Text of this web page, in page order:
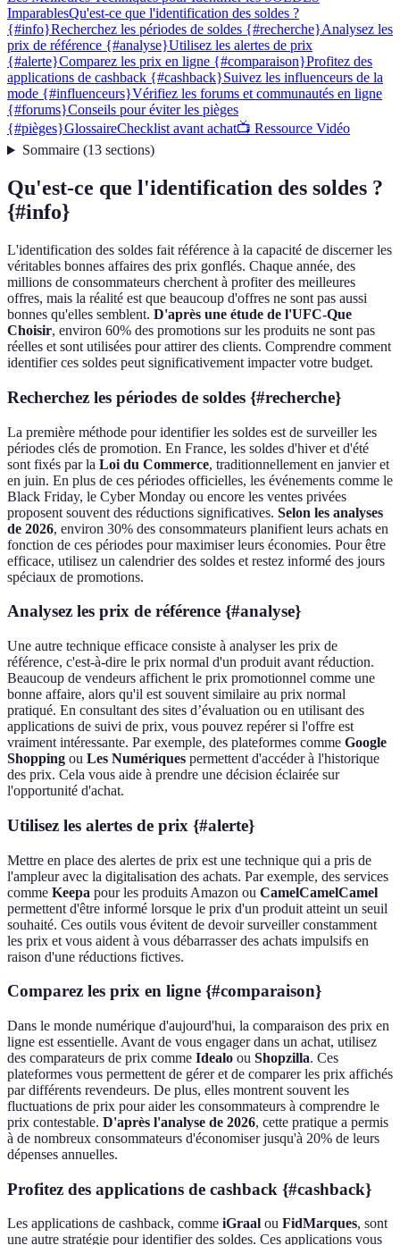
ImparablesQu'est-ce que l'identification des soldes ?
{#info}Recherchez les périodes de soldes {#recherche}Analysez les
prix de référence {#analyse}Utilisez les alertes de prix
{#alerte}Comparez les prix en ligne {#comparaison}Profitez des
applications de cashback {#cashback}Suivez les influenceurs de la
mode {#influenceurs}Vérifiez les forums et communautés en ligne
{#forums}Conseils pour éviter les pièges
{#pièges}GlossaireChecklist avant achat📺 Ressource Vidéo
Sommaire(13 sections)
Qu'est-ce que l'identification des soldes ?
{#info}
L'identification des soldes fait référence à la capacité de discerner les
véritables bonnes affaires des prix gonflés. Chaque année, des
millions de consommateurs cherchent à profiter des meilleures
offres, mais la réalité est que beaucoup d'offres ne sont pas aussi
bonnes qu'elles semblent. D'après une étude de l'UFC-Que
Choisir, environ 60% des promotions sur les produits ne sont pas
réelles et sont utilisées pour attirer des clients. Comprendre comment
identifier ces soldes peut significativement impacter votre budget.
Recherchez les périodes de soldes {#recherche}
La première méthode pour identifier les soldes est de surveiller les
périodes clés de promotion. En France, les soldes d'hiver et d'été
sont fixés par la Loi du Commerce, traditionnellement en janvier et
en juin. En plus de ces périodes officielles, les événements comme le
Black Friday, le Cyber Monday ou encore les ventes privées
proposent souvent des réductions significatives. Selon les analyses
de 2026, environ 30% des consommateurs planifient leurs achats en
fonction de ces périodes pour maximiser leurs économies. Pour être
efficace, utilisez un calendrier des soldes et restez informé des jours
spéciaux de promotions.
Analysez les prix de référence {#analyse}
Une autre technique efficace consiste à analyser les prix de
référence, c'est-à-dire le prix normal d'un produit avant réduction.
Beaucoup de vendeurs affichent le prix promotionnel comme une
bonne affaire, alors qu'il est souvent similaire au prix normal
pratiqué. En consultant des sites d’évaluation ou en utilisant des
applications de suivi de prix, vous pouvez repérer si l'offre est
vraiment intéressante. Par exemple, des plateformes comme Google
Shopping ou Les Numériques permettent d'accéder à l'historique
des prix. Cela vous aide à prendre une décision éclairée sur
l'opportunité d'achat.
Utilisez les alertes de prix {#alerte}
Mettre en place des alertes de prix est une technique qui a pris de
l'ampleur avec la digitalisation des achats. Par exemple, des services
comme Keepa pour les produits Amazon ou CamelCamelCamel
permettent d'être informé lorsque le prix d'un produit atteint un seuil
souhaité. Ces outils vous évitent de devoir surveiller constamment
les prix et vous aident à vous débarrasser des achats impulsifs en
raison d'une réductions fictives.
Comparez les prix en ligne {#comparaison}
Dans le monde numérique d'aujourd'hui, la comparaison des prix en
ligne est essentielle. Avant de vous engager dans un achat, utilisez
des comparateurs de prix comme Idealo ou Shopzilla. Ces
plateformes vous permettent de gérer et de comparer les prix affichés
par différents revendeurs. De plus, elles montrent souvent les
fluctuations de prix pour aider les consommateurs à comprendre le
prix contestable. D'après l'analyse de 2026, cette pratique a permis
à de nombreux consommateurs d'économiser jusqu'à 20% de leurs
dépenses annuelles.
Profitez des applications de cashback {#cashback}
Les applications de cashback, comme iGraal ou FidMarques, sont
une autre stratégie pour identifier des soldes. Ces applications vous